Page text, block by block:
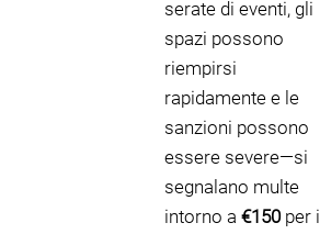
serate di eventi, gli
spazi possono
riempirsi
rapidamente e le
sanzioni possono
essere severe—si
segnalano multe
intorno a €150per il